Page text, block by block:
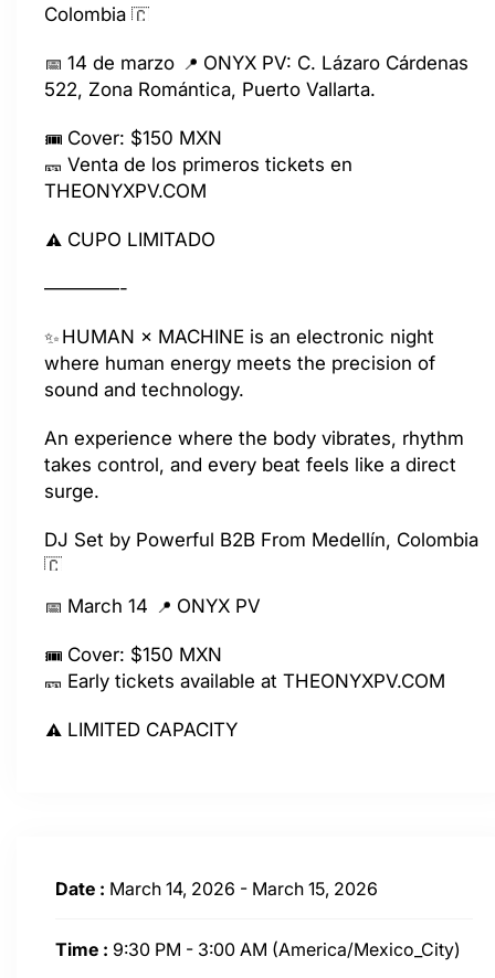
Colombia
14 de marzo
ONYX PV: C. Lázaro Cárdenas
522, Zona Romántica, Puerto Vallarta.
Cover: $150 MXN
Venta de los primeros tickets en
THEONYXPV.COM
CUPO LIMITADO
————-
HUMAN × MACHINE is an electronic night
where human energy meets the precision of
sound and technology.
An experience where the body vibrates, rhythm
takes control, and every beat feels like a direct
surge.
DJ Set by Powerful B2B From Medellín, Colombia
March 14 ONYX PV
Cover: $150 MXN
Early tickets available at THEONYXPV.COM
LIMITED CAPACITY
Date : March 14, 2026 - March 15, 2026
Time : 9:30 PM - 3:00 AM (America/Mexico_City)